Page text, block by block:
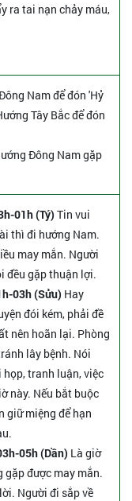
ra tai nạn chảy máu,
Nam để đón 'Hỷ
Tây Bắc để đón
Đông Nam gặp
01h (Tý) Tin vui
thì đi hướng Nam.
may mắn. Người
đều gặp thuận lợi.
03h (Sửu) Hay
đói kém, phải đề
nên hoãn lại. Phòng
lây bệnh. Nói
tranh luận, việc
này. Nếu bắt buộc
giữ miệng để hạn
05h (Dần) Là giờ
gặp được may mắn.
Người đi sắp về